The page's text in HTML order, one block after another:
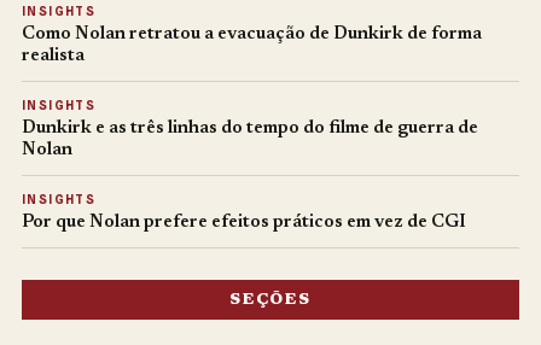
INSIGHTS
Como Nolan retratou a evacuação de Dunkirk de forma
realista
INSIGHTS
Dunkirk e as três linhas do tempo do filme de guerra de
Nolan
INSIGHTS
Por que Nolan prefere efeitos práticos em vez de CGI
SEÇÕES